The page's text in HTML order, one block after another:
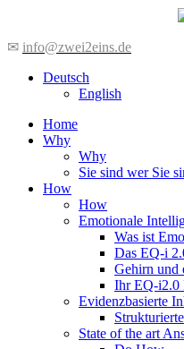
wechseln
✉ info@zwei2eins.de
Deutsch
English
Home
Why
Why
Sie sind wer Sie
How
How
Emotionale
Was ist
Das EQ-i
Gehirn und
Ihr EQ-i2.0
Evidenzbasierte
State of the art